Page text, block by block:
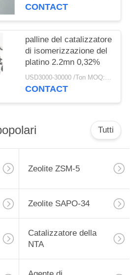
CONTACT
palline del catalizzatore
di isomerizzazione del
platino 2.2mn 0,32%
USD3000-30000 /Ton MOQ:1 chilogrammo
CONTACT
Tutti
Zeolite ZSM-5
Zeolite SAPO-34
Catalizzatore della
NTA